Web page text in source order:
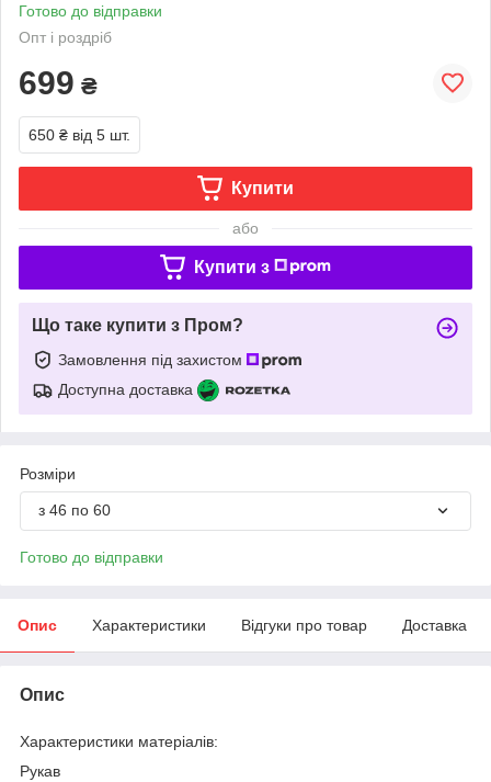
Готово до відправки
Опт і роздріб
699 ₴
650 ₴ від 5 шт.
Купити
або
Купити з
Що таке купити з Пром?
Замовлення під захистом
Доступна доставка
Розміри
з 46 по 60
Готово до відправки
Опис Характеристики Відгуки про товар Доставка
Опис
Характеристики матеріалів:
Рукав